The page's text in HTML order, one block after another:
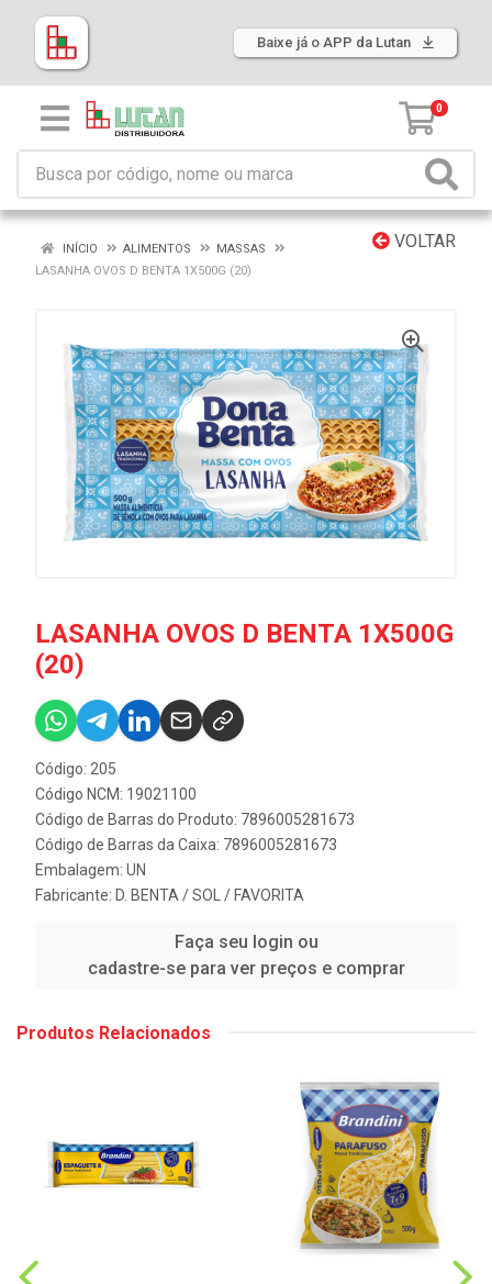
Baixe já o APP da Lutan
0
VOLTAR
INÍCIO ALIMENTOS
MASSAS
LASANHA OVOS D BENTA 1X500G (20)
LASANHA OVOS D BENTA 1X500G
(20)
Código: 205
Código NCM: 19021100
Código de Barras do Produto: 7896005281673
Código de Barras da Caixa: 7896005281673
Embalagem: UN
Fabricante: D. BENTA / SOL / FAVORITA
Faça seu login ou
cadastre-se para ver preços e comprar
Produtos Relacionados